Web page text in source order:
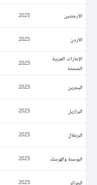
الأرجنتين 2025
الأردن 2025
الإمارات العربية
المتحدة
2025
البحرين 2025
البرازيل 2025
البرتغال 2025
البوسنة والهرسك 2025
الجزائر 2025